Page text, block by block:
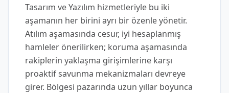
Tasarım ve Yazılım hizmetleriyle bu iki
aşamanın her birini ayrı bir özenle yönetir.
Atılım aşamasında cesur, iyi hesaplanmış
hamleler önerilirken; koruma aşamasında
rakiplerin yaklaşma girişimlerine karşı
proaktif savunma mekanizmaları devreye
girer. Bölgesi pazarında uzun yıllar boyunca